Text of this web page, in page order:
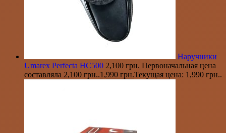
Наручники
Umarex Perfecta HC500 2,100грн. Первоначальная цена
составляла 2,100 грн..1,990 грн.Текущая цена: 1,990 грн..